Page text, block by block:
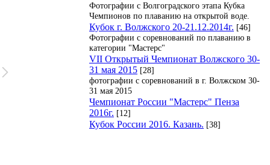
Фотографии с Волгоградского этапа Кубка
Чемпионов по плаванию на открытой воде.
Кубок г. Волжского 20-21.12.2014г. [46]
Фотографии с соревнований по плаванию в
категории "Мастерс"
VII Открытый Чемпионат Волжского 30-
31 мая 2015 [28]
фотографии с соревнований в г. Волжском 30-
31 мая 2015
Чемпионат России "Мастерс" Пенза
2016г. [12]
Кубок России 2016. Казань. [38]